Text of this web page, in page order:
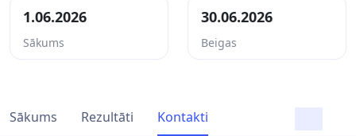
1.06.2026
Sākums
30.06.2026
Beigas
Sākums Rezultāti Kontakti